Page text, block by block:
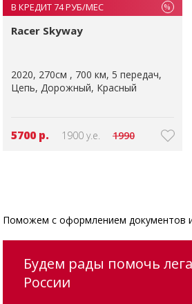
В КРЕДИТ 74 РУБ/МЕС %
Racer Skyway
2020 270см 700 км 5 передач
Цепь Дорожный Красный
5700 р. 1900 у.е. 1990
Поможем с оформлением документов
Будем рады помочь
России